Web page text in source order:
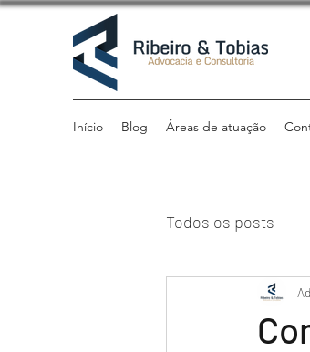
Início Blog Áreas de atuação
Todos os posts
Direito